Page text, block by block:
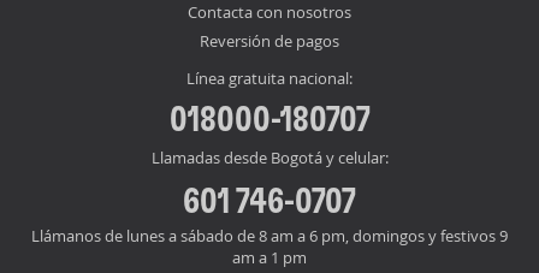
Contacta con nosotros
Reversión de pagos
Línea gratuita nacional:
018000-180707
Llamadas desde Bogotá y celular:
601 746-0707
Llámanos de lunes a sábado de 8 am a 6 pm, domingos y festivos 9
am a 1 pm